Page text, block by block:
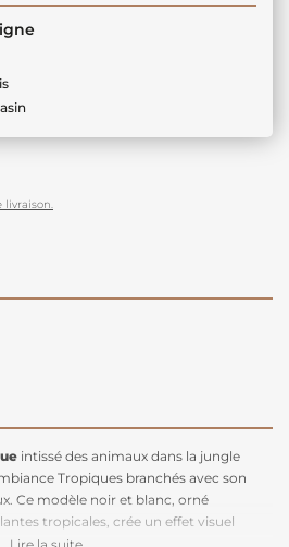
livraison.
intissé des animaux dans la jungle
Tropiques branchés avec son
Ce modèle noir et blanc, orné
tropicales, crée un effet visuel
espace. Idéal pour un intérieur